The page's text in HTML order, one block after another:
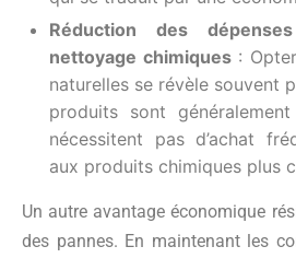
Réduction des
nettoyage chimiques:
naturelles se révèle souvent
produits sont
nécessitent pas d’achat
aux produits chimiques plus
Un autre avantage économique
des pannes. En maintenant les